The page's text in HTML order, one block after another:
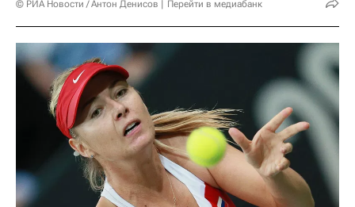
© РИА Новости / Антон Денисов Перейти в медиабанк